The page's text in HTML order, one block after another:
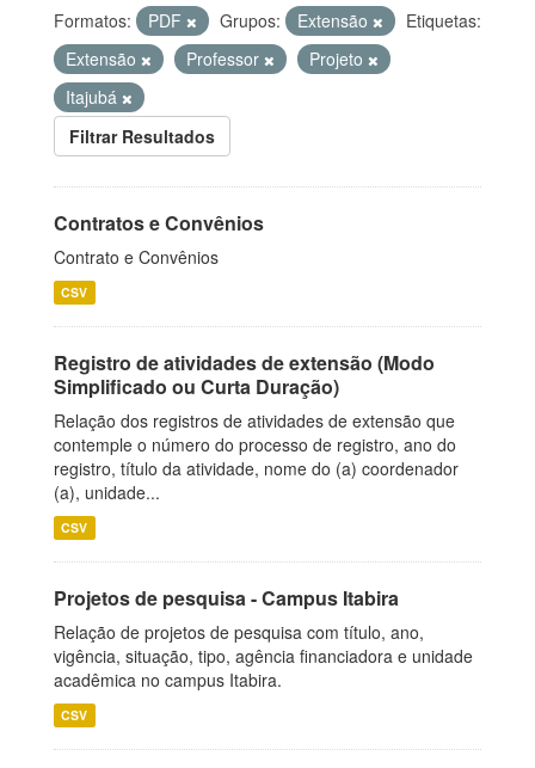
Formatos: PDF Grupos: Extensão
Etiquetas:
Extensão
Professor
Projeto
Itajubá
Filtrar Resultados
Contratos e Convênios
Contrato e Convênios
CSV
Registro de atividades de extensão (Modo
Simplificado ou Curta Duração)
Relação dos registros de atividades de extensão que
contemple o número do processo de registro, ano do
registro, título da atividade, nome do (a) coordenador
(a), unidade...
CSV
Projetos de pesquisa - Campus Itabira
Relação de projetos de pesquisa com título, ano,
vigência, situação, tipo, agência financiadora e unidade
acadêmica no campus Itabira.
CSV